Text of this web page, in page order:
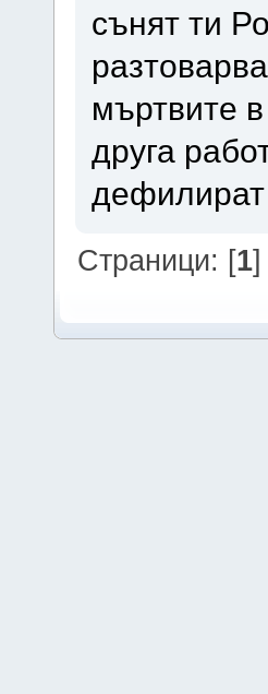
сънят ти
мъртвите
друга
Страници: [1]